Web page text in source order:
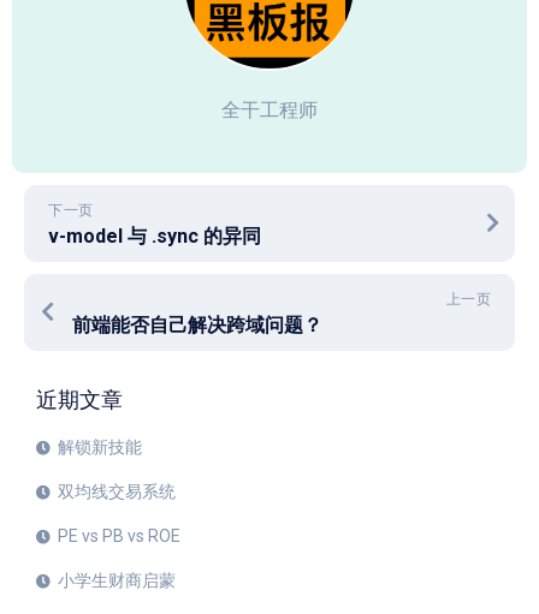
全干工程师
下一页
v-model 与 .sync 的异同
上一页
前端能否自己解决跨域问题？
近期文章
解锁新技能
双均线交易系统
PE vs PB vs ROE
小学生财商启蒙